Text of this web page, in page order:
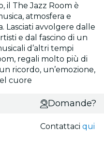
il The Jazz Room è
atmosfera e
Lasciati avvolgere dalle
e dal fascino di un
d’altri tempi
regali molto più di
ricordo, un’emozione,
cuore
Domande?
Contattaciqui